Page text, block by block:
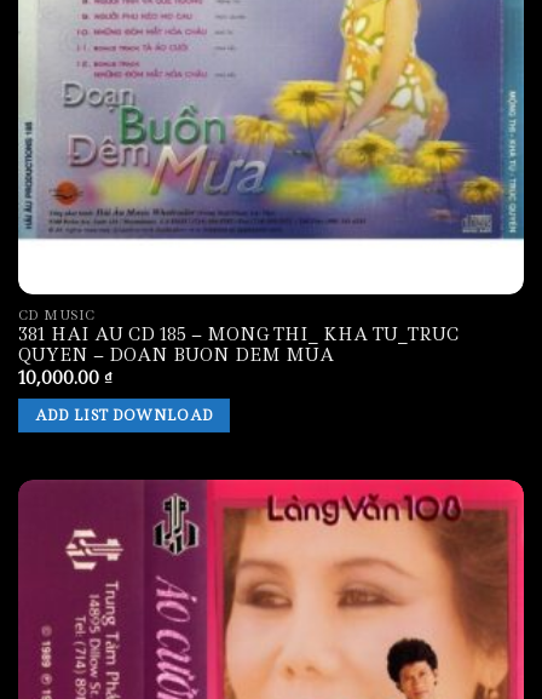
CD MUSIC
381 HAI AU CD 185 – MONG THI_ KHA TU_TRUC
QUYEN – DOAN BUON DEM MUA
10,000.00 ₫
ADD LIST DOWNLOAD